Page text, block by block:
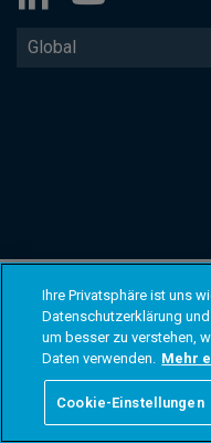
Global
Ihre Privatsphäre ist uns
Datenschutzerklärung
um besser zu verstehen,
Daten verwenden. Mehr
Cookie-Einstellungen